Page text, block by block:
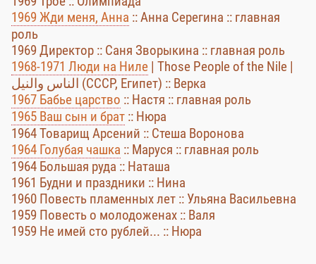
1969 Жди меня, Анна :: Анна Серегина :: главная
роль
1969 Директор :: Саня Зворыкина :: главная роль
1968-1971 Люди на Ниле | Those People of the Nile |
الناس والنيل (СССР, Египет) :: Верка
1967 Бабье царство :: Настя :: главная роль
1965 Ваш сын и брат :: Нюра
1964 Товарищ Арсений :: Стеша Воронова
1964 Голубая чашка :: Маруся :: главная роль
1964 Большая руда :: Наташа
1961 Будни и праздники :: Нина
1960 Повесть пламенных лет :: Ульяна Васильевна
1959 Повесть о молодоженах :: Валя
1959 Не имей сто рублей... :: Нюра